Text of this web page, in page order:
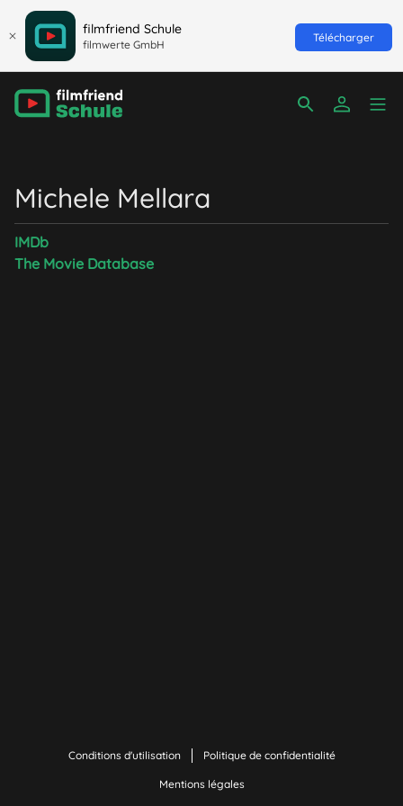
filmfriend Schule
filmwerte GmbH
Télécharger
Michele Mellara
IMDb
The Movie Database
Conditions d'utilisation Politique de confidentialité
Mentions légales